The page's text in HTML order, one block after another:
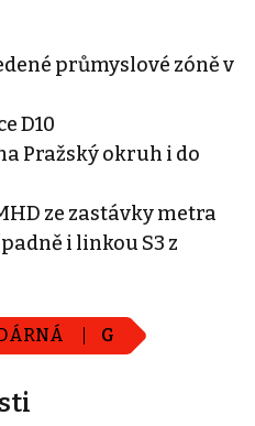
průmyslové zóně v
D10
Pražský okruh i do
ze zastávky metra
i linkou S3 z
G